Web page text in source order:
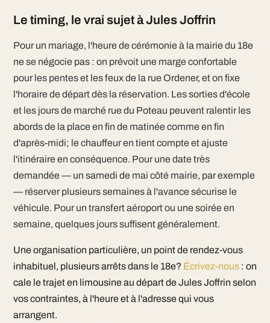
Le timing, le vrai sujet à Jules Joffrin
Pour un mariage, l'heure de cérémonie à la mairie du 18e
ne se négocie pas : on prévoit une marge confortable
pour les pentes et les feux de la rue Ordener, et on fixe
l'horaire de départ dès la réservation. Les sorties d'école
et les jours de marché rue du Poteau peuvent ralentir les
abords de la place en fin de matinée comme en fin
d'après-midi; le chauffeur en tient compte et ajuste
l'itinéraire en conséquence. Pour une date très
demandée — un samedi de mai côté mairie, par exemple
— réserver plusieurs semaines à l'avance sécurise le
véhicule. Pour un transfert aéroport ou une soirée en
semaine, quelques jours suffisent généralement.
Une organisation particulière, un point de rendez-vous
inhabituel, plusieurs arrêts dans le 18e? Écrivez-nous: on
cale le trajet en limousine au départ de Jules Joffrin selon
vos contraintes, à l'heure et à l'adresse qui vous
arrangent.